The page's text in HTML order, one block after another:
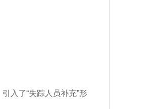
入了“失踪人员补充”形